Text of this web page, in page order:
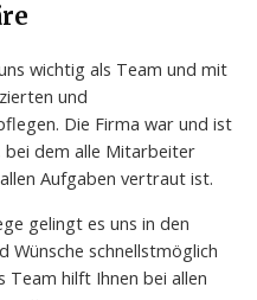
wichtig als Team und mit
und
Die Firma war und ist
bei dem alle Mitarbeiter
Aufgaben vertraut ist.
gelingt es uns in den
Wünsche schnellstmöglich
hilft Ihnen bei allen